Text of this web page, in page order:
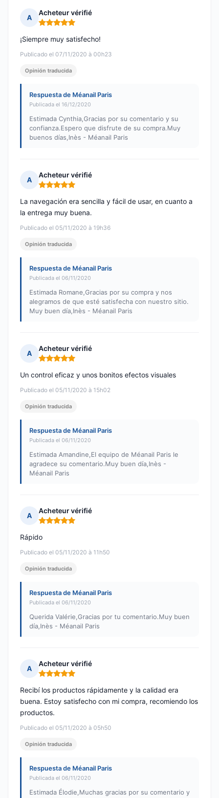
A
Acheteur vérifié
Nota: 5 de 5
Publicado el 07/11/2020 à 00h23
¡Siempre muy satisfecho!
Opinión traducida
Respuesta de Méanail Paris
Publicada el 16/12/2020
Estimada Cynthia,Gracias por su comentario y su
confianza.Espero que disfrute de su compra.Muy
buenos días,Inès - Méanail Paris
A
Acheteur vérifié
Nota: 5 de 5
Publicado el 05/11/2020 à 19h36
La navegación era sencilla y fácil de usar, en cuanto a
la entrega muy buena.
Opinión traducida
Respuesta de Méanail Paris
Publicada el 06/11/2020
Estimada Romane,Gracias por su compra y nos
alegramos de que esté satisfecha con nuestro sitio.
Muy buen día,Inès - Méanail Paris
A
Acheteur vérifié
Nota: 5 de 5
Publicado el 05/11/2020 à 15h02
Un control eficaz y unos bonitos efectos visuales
Opinión traducida
Respuesta de Méanail Paris
Publicada el 06/11/2020
Estimada Amandine,El equipo de Méanail Paris le
agradece su comentario.Muy buen día,Inès -
Méanail Paris
A
Acheteur vérifié
Nota: 5 de 5
Publicado el 05/11/2020 à 11h50
Rápido
Opinión traducida
Respuesta de Méanail Paris
Publicada el 06/11/2020
Querida Valérie,Gracias por tu comentario.Muy buen
día,Inès - Méanail Paris
A
Acheteur vérifié
Nota: 5 de 5
Publicado el 05/11/2020 à 05h50
Recibí los productos rápidamente y la calidad era
buena. Estoy satisfecho con mi compra, recomiendo los
productos.
Opinión traducida
Respuesta de Méanail Paris
Publicada el 06/11/2020
Estimada Élodie,Muchas gracias por su comentario y